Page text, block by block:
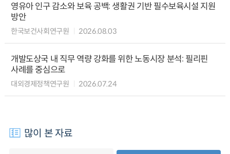
영유아 인구 감소와 보육 공백: 생활권 기반 필수보육시설 지원
방안
한국보건사회연구원 2026.08.03
개발도상국 내 직무 역량 강화를 위한 노동시장 분석: 필리핀
사례를 중심으로
대외경제정책연구원 2026.07.24
많이 본 자료